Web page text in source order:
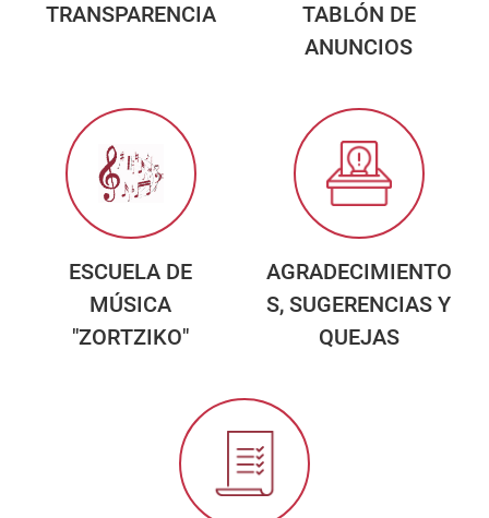
ESCUELA DE
MÚSICA
"ZORTZIKO"
AGRADECIMIENTO
S, SUGERENCIAS Y
QUEJAS
CANAL DE